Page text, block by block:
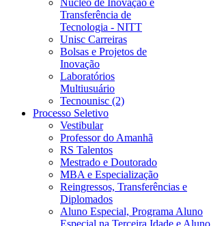
Núcleo de Inovação e
Transferência de
Tecnologia - NITT
Unisc Carreiras
Bolsas e Projetos de
Inovação
Laboratórios
Multiusuário
Tecnounisc (2)
Processo Seletivo
Vestibular
Professor do Amanhã
RS Talentos
Mestrado e Doutorado
MBA e Especialização
Reingressos, Transferências e
Diplomados
Aluno Especial, Programa Aluno
Especial na Terceira Idade e Aluno